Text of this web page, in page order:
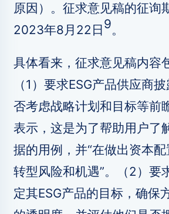
原因）。征求意见稿的征询
2023年8月22日 9。
具体看来，征求意见稿内容
（1）要求ESG产品供应商
否考虑战略计划和目标等前
表示，这是为了帮助用户了
据的用例，并“在做出资本
转型风险和机遇”。（2）要
定其ESG产品的目标，确保